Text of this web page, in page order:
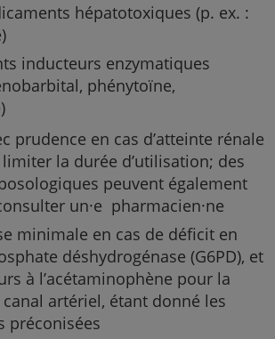
hépatotoxiques (p. ex. :
inducteurs enzymatiques
phénytoïne,
prudence en cas d’atteinte rénale
la durée d’utilisation; des
peuvent également
un·e pharmacien·ne
minimale en cas de déficit en
déshydrogénase (G6PD), et
à l’acétaminophène pour la
artériel, étant donné les
préconisées